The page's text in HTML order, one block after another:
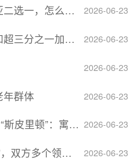
2026-06-23
，怎么回事？
2026-06-23
拿大人感到经济压力
2026-06-23
2026-06-23
年群体
2026-06-23
大可靠，彰显俄精神力量
2026-06-23
美贸易谈判进入“关键阶段”